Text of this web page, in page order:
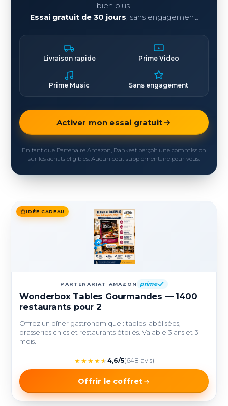
bien plus.
Essai gratuit de 30 jours, sans engagement.
Livraison rapide Prime Video
Prime Music Sans engagement
Activer mon essai gratuit
En tant que Partenaire Amazon, Rankeat perçoit une commission
sur les achats éligibles. Aucun coût supplémentaire pour vous.
IDÉE CADEAU
PARTENARIAT AMAZON prime
Wonderbox Tables Gourmandes — 1400
restaurants pour 2
Offrez un dîner gastronomique : tables labélisées,
brasseries chics et restaurants étoilés. Valable 3 ans et 3
mois.
★★★★★ 4,6/5(648 avis)
Offrir le coffret